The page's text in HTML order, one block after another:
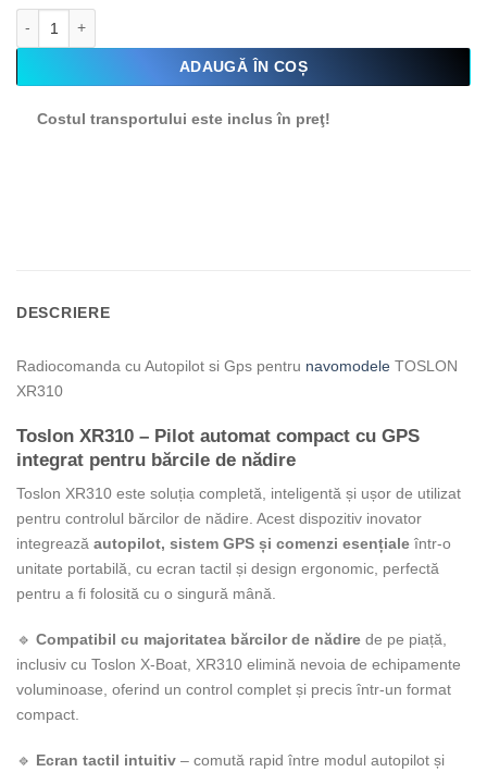
ADAUGĂ ÎN COȘ
Costul transportului este inclus în preţ!
DESCRIERE
Radiocomanda cu Autopilot si Gps pentru navomodele TOSLON
XR310
Toslon XR310 – Pilot automat compact cu GPS
integrat pentru bărcile de nădire
Toslon XR310 este soluția completă, inteligentă și ușor de utilizat
pentru controlul bărcilor de nădire. Acest dispozitiv inovator
integrează autopilot, sistem GPS și comenzi esențiale într-o
unitate portabilă, cu ecran tactil și design ergonomic, perfectă
pentru a fi folosită cu o singură mână.
🔹 Compatibil cu majoritatea bărcilor de nădire de pe piață,
inclusiv cu Toslon X-Boat, XR310 elimină nevoia de echipamente
voluminoase, oferind un control complet și precis într-un format
compact.
🔹 Ecran tactil intuitiv – comută rapid între modul autopilot și